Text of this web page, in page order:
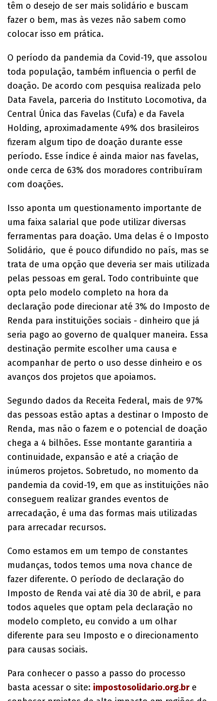
têm o desejo de ser mais solidário e buscam
fazer o bem, mas às vezes não sabem como
colocar isso em prática.
O período da pandemia da Covid-19, que assolou
toda população, também influencia o perfil de
doação. De acordo com pesquisa realizada pelo
Data Favela, parceria do Instituto Locomotiva, da
Central Única das Favelas (Cufa) e da Favela
Holding, aproximadamente 49% dos brasileiros
fizeram algum tipo de doação durante esse
período. Esse índice é ainda maior nas favelas,
onde cerca de 63% dos moradores contribuíram
com doações.
Isso aponta um questionamento importante de
uma faixa salarial que pode utilizar diversas
ferramentas para doação. Uma delas é o Imposto
Solidário, que é pouco difundido no país, mas se
trata de uma opção que deveria ser mais utilizada
pelas pessoas em geral. Todo contribuinte que
opta pelo modelo completo na hora da
declaração pode direcionar até 3% do Imposto de
Renda para instituições sociais - dinheiro que já
seria pago ao governo de qualquer maneira. Essa
destinação permite escolher uma causa e
acompanhar de perto o uso desse dinheiro e os
avanços dos projetos que apoiamos.
Segundo dados da Receita Federal, mais de 97%
das pessoas estão aptas a destinar o Imposto de
Renda, mas não o fazem e o potencial de doação
chega a 4 bilhões. Esse montante garantiria a
continuidade, expansão e até a criação de
inúmeros projetos. Sobretudo, no momento da
pandemia da covid-19, em que as instituições não
conseguem realizar grandes eventos de
arrecadação, é uma das formas mais utilizadas
para arrecadar recursos.
Como estamos em um tempo de constantes
mudanças, todos temos uma nova chance de
fazer diferente. O período de declaração do
Imposto de Renda vai até dia 30 de abril, e para
todos aqueles que optam pela declaração no
modelo completo, eu convido a um olhar
diferente para seu Imposto e o direcionamento
para causas sociais.
Para conhecer o passo a passo do processo
basta acessar o site: impostosolidario.org.bre